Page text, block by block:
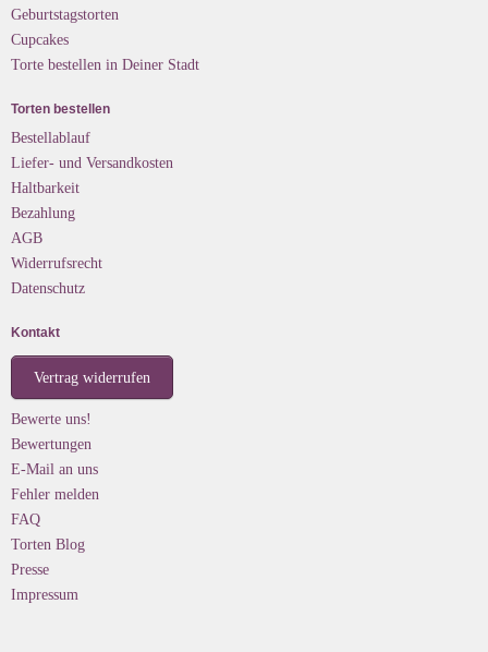
Geburtstagstorten
Cupcakes
Torte bestellen in Deiner Stadt
Torten bestellen
Bestellablauf
Liefer- und Versandkosten
Haltbarkeit
Bezahlung
AGB
Widerrufsrecht
Datenschutz
Kontakt
Vertrag widerrufen
Bewerte uns!
Bewertungen
E-Mail an uns
Fehler melden
FAQ
Torten Blog
Presse
Impressum